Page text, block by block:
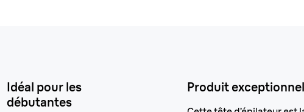
Idéal pour les
débutantes
Produit